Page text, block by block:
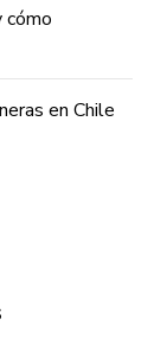
cómo
en Chile